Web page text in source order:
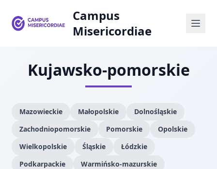
Campus
Misericordiae
Kujawsko-pomorskie
Mazowieckie Małopolskie
Dolnośląskie
Zachodniopomorskie
Pomorskie
Opolskie
Wielkopolskie
Śląskie
Łódzkie
Podkarpackie
Warmińsko-mazurskie